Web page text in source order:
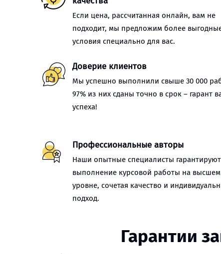
Если цена, рассчитанная онлайн, вам не
подходит, мы предложим более
условия специально для вас.
Доверие клиентов
Мы успешно выполнили свыше 30 000
97% из них сданы точно в срок – гарант
успеха!
Профессиональные авторы
Наши опытные специалисты гарантируют
выполнение курсовой работы на высшем
уровне, сочетая качество и
подход.
Гарантии